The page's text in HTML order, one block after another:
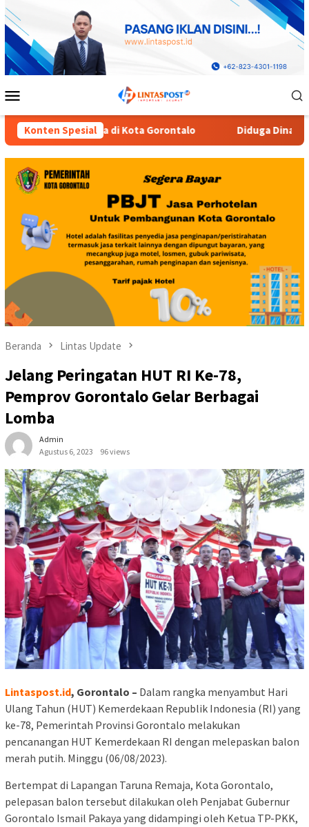
Loncat
ke
konten
Mobile
Konten SpesialDiduga Dinas Pendidikan Provinsi Gorontalo
Beranda Lintas Update
Jelang Peringatan HUT RI Ke-78,
Pemprov Gorontalo Gelar Berbagai
Lomba
Admin
Agustus 6, 2023
96 views
Lintaspost.id, Gorontalo – Dalam rangka menyambut Hari
Ulang Tahun (HUT) Kemerdekaan Republik Indonesia (RI) yang
ke-78, Pemerintah Provinsi Gorontalo melakukan
pencanangan HUT Kemerdekaan RI dengan melepaskan balon
merah putih. Minggu (06/08/2023).
Bertempat di Lapangan Taruna Remaja, Kota Gorontalo,
pelepasan balon tersebut dilakukan oleh Penjabat Gubernur
Gorontalo Ismail Pakaya yang didampingi oleh Ketua TP-PKK,